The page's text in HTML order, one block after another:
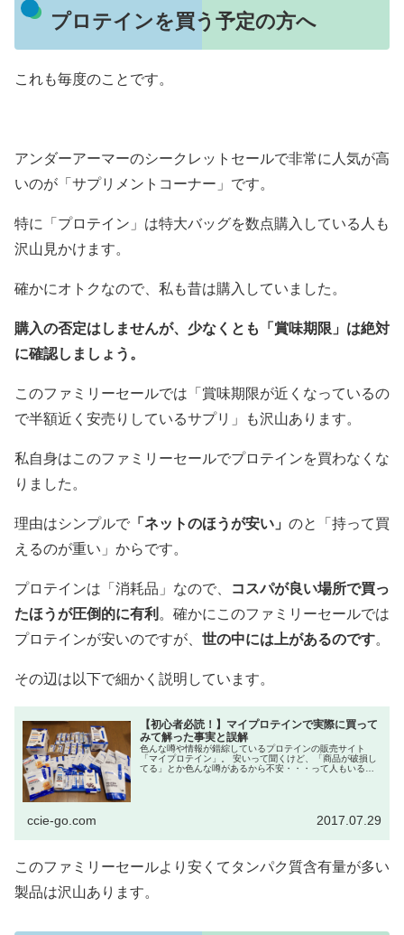
プロテインを買う予定の方へ
これも毎度のことです。
アンダーアーマーのシークレットセールで非常に人気が高
いのが「サプリメントコーナー」です。
特に「プロテイン」は特大バッグを数点購入している人も
沢山見かけます。
確かにオトクなので、私も昔は購入していました。
購入の否定はしませんが、少なくとも「賞味期限」は絶対
に確認しましょう。
このファミリーセールでは「賞味期限が近くなっているの
で半額近く安売りしているサプリ」も沢山あります。
私自身はこのファミリーセールでプロテインを買わなくな
りました。
理由はシンプルで 「ネットのほうが安い」 のと「持って買
えるのが重い」からです。
プロテインは「消耗品」なので、
コスパが良い場所で買っ
たほうが圧倒的に有利 。確かにこのファミリーセールでは
プロテインが安いのですが、 世の中には上があるのです。
その辺は以下で細かく説明しています。
【初心者必読！】マイプロテインで実際に買って
みて解った事実と誤解
色んな噂や情報が錯綜しているプロテインの販売サイト
「マイプロテイン」。 安いって聞くけど、「商品が破損し
てる」とか色んな噂があるから不安・・・って人もいるか
ccie-go.com 2017.07.29
このファミリーセールより安くてタンパク質含有量が多い
製品は沢山あります。